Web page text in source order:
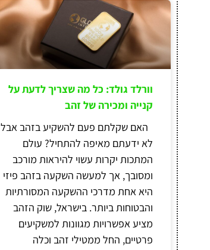
וורלד גולד: כל מה שצריך לדעת על
קנייה ומכירה של זהב
האם שקלתם פעם להשקיע בזהב אבל
לא ידעתם מאיפה להתחיל? עולם
המתכות יקרות עשוי להיראות מורכב
ומסובך, אך למעשה השקעה בזהב פיזי
היא אחת מדרכי ההשקעה המסורתיות
והבטוחות ביותר. בישראל, שוק הזהב
מציע אפשרויות מגוונות למשקיעים
פרטיים, החל ממטילי זהב וכלה